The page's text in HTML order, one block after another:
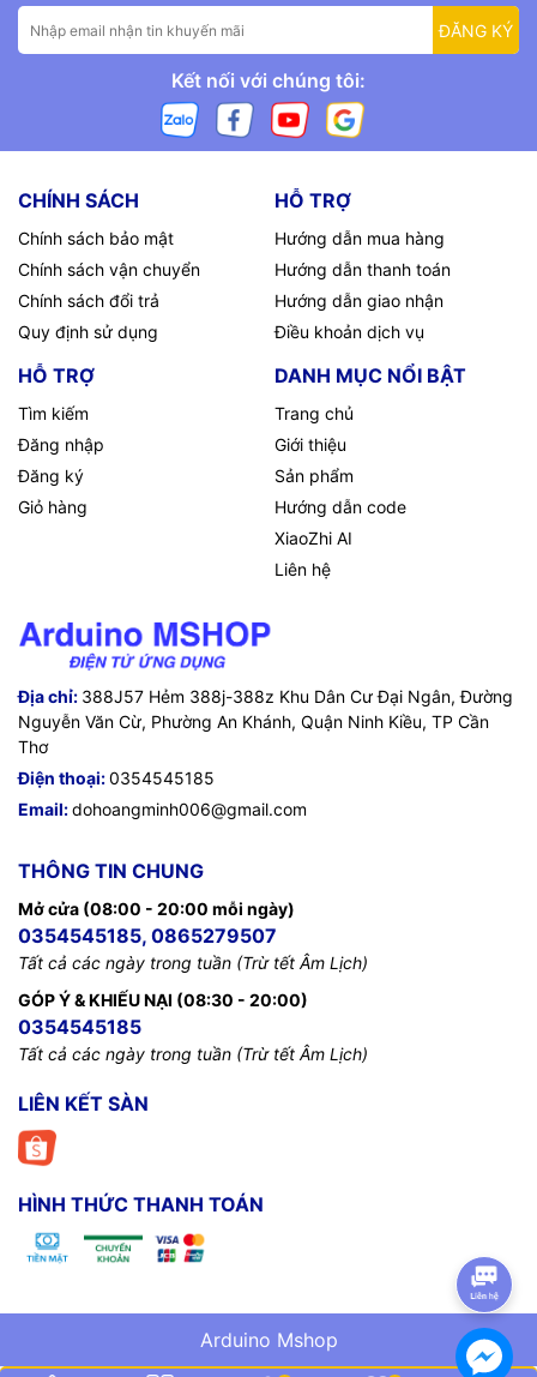
ĐĂNG KÝ
Kết nối với chúng tôi:
CHÍNH SÁCH
Chính sách bảo mật
Chính sách vận chuyển
Chính sách đổi trả
Quy định sử dụng
HỖ TRỢ
Hướng dẫn mua hàng
Hướng dẫn thanh toán
Hướng dẫn giao nhận
Điều khoản dịch vụ
HỖ TRỢ
Tìm kiếm
Đăng nhập
Đăng ký
Giỏ hàng
DANH MỤC NỔI BẬT
Trang chủ
Giới thiệu
Sản phẩm
Hướng dẫn code
XiaoZhi AI
Liên hệ
Địa chỉ: 388J57 Hẻm 388j-388z Khu Dân Cư Đại Ngân, Đường
Nguyễn Văn Cừ, Phường An Khánh, Quận Ninh Kiều, TP Cần
Thơ
Điện thoại:0354545185
Email:dohoangminh006@gmail.com
THÔNG TIN CHUNG
Mở cửa (08:00 - 20:00 mỗi ngày)
0354545185, 0865279507
Tất cả các ngày trong tuần (Trừ tết Âm Lịch)
GÓP Ý & KHIẾU NẠI (08:30 - 20:00)
0354545185
Tất cả các ngày trong tuần (Trừ tết Âm Lịch)
LIÊN KẾT SÀN
HÌNH THỨC THANH TOÁN
Arduino Mshop